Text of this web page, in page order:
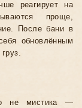
реагирует на
проще,
После бани в
обновлённым
не мистика —